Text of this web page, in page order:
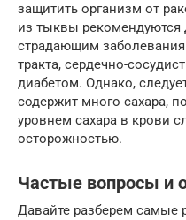
защитить организм от
из тыквы рекомендуются
страдающим
тракта, сердечно-
диабетом. Однако,
содержит много сахара,
уровнем сахара в крови
осторожностью.
Частые вопросы и
Давайте разберем самые